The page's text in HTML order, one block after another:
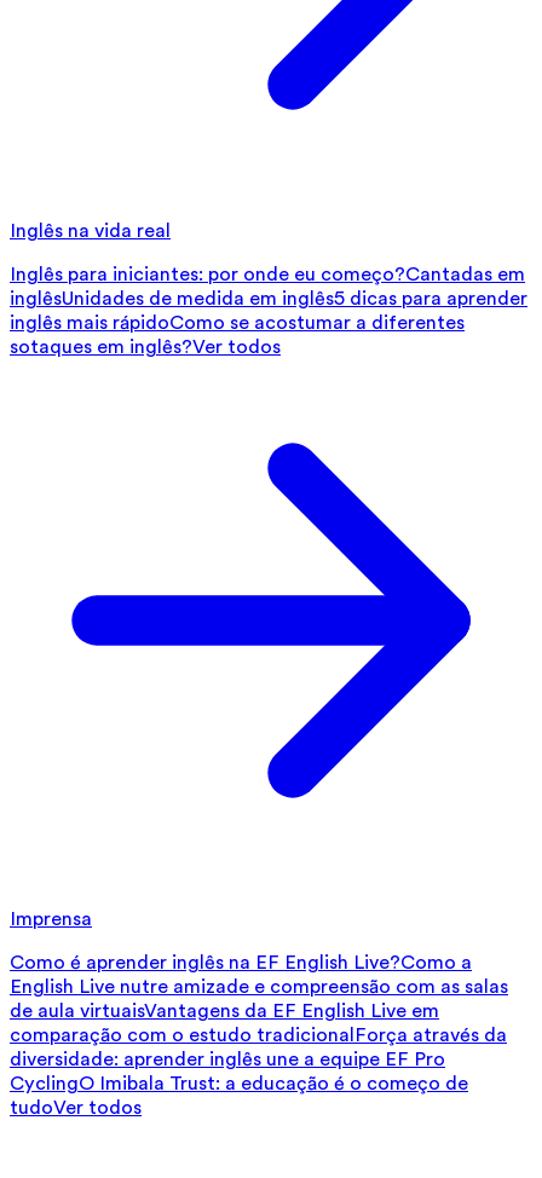
Inglês na vida real
Inglês para iniciantes: por onde eu começo?Cantadas em
inglêsUnidades de medida em inglês5 dicas para aprender
inglês mais rápidoComo se acostumar a diferentes
sotaques em inglês?Ver todos
Imprensa
Como é aprender inglês na EF English Live?Como a
English Live nutre amizade e compreensão com as salas
de aula virtuaisVantagens da EF English Live em
comparação com o estudo tradicional Força através da
diversidade: aprender inglês une a equipe EF Pro
CyclingO Imibala Trust: a educação é o começo de
tudoVer todos